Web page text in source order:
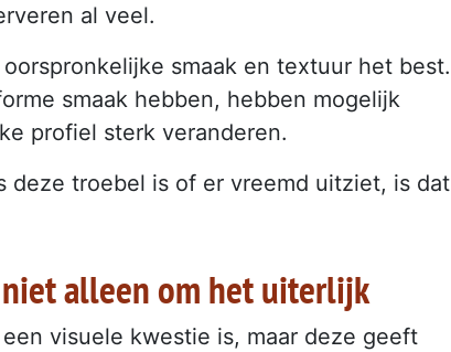
al veel.
smaak en textuur het best.
smaak hebben, hebben mogelijk
profiel sterk veranderen.
deze troebel is of er vreemd uitziet, is dat
alleen om het uiterlijk
visuele kwestie is, maar deze geeft